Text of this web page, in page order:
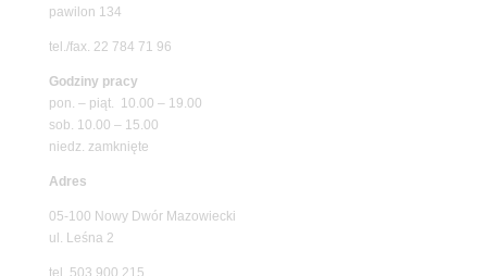
pawilon 134
tel./fax. 22 784 71 96
Godziny pracy
pon. – piąt. 10.00 – 19.00
sob. 10.00 – 15.00
niedz. zamknięte
Adres
05-100 Nowy Dwór Mazowiecki
ul. Leśna 2